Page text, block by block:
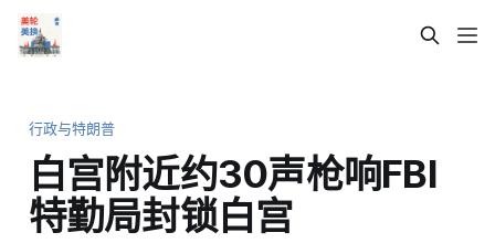
行政与特朗普
白宫附近约30声枪响FBI
特勤局封锁白宫